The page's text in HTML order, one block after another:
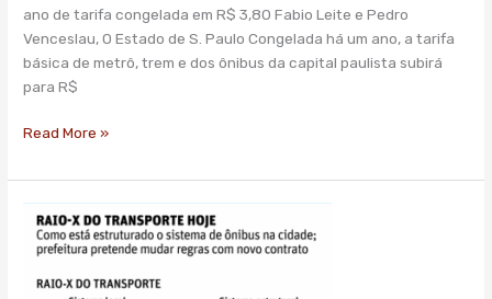
ano de tarifa congelada em R$ 3,80 Fabio Leite e Pedro
Venceslau, O Estado de S. Paulo Congelada há um ano, a tarifa
básica de metrô, trem e dos ônibus da capital paulista subirá
para R$
em
2018
Read More »
Doria
mudará
regras
de